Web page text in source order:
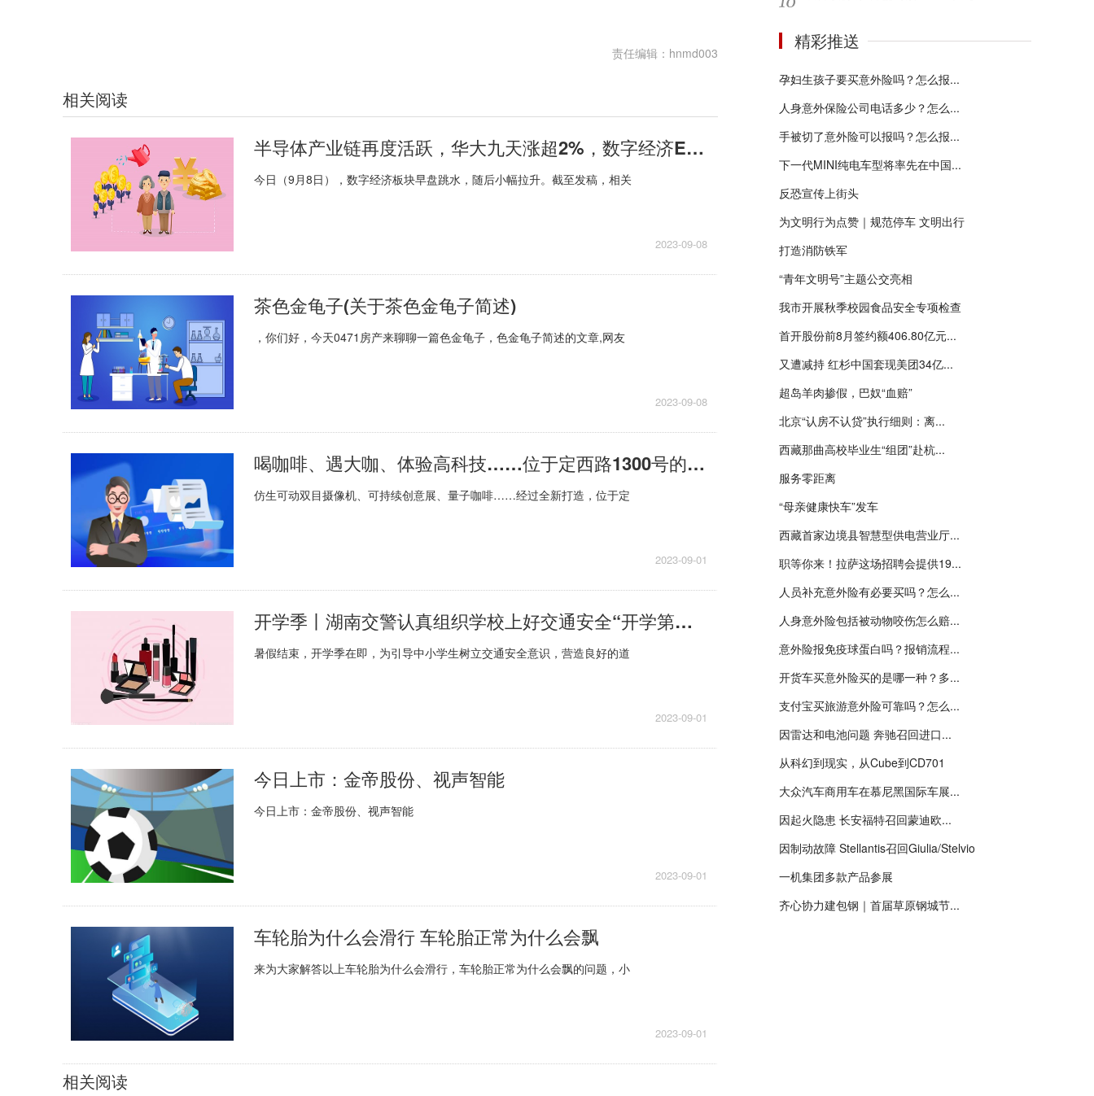
责任编辑：hnmd003
相关阅读
半导体产业链再度活跃，华大九天涨超2%，数字经济ETF盘中溢价
今日（9月8日），数字经济板块早盘跳水，随后小幅拉升。截至发稿，相关
2023-09-08
茶色金龟子(关于茶色金龟子简述)
，你们好，今天0471房产来聊聊一篇色金龟子，色金龟子简述的文章,网友
2023-09-08
喝咖啡、遇大咖、体验高科技……位于定西路1300号的“硅巷NO.1”正式亮相！
仿生可动双目摄像机、可持续创意展、量子咖啡……经过全新打造，位于定
2023-09-01
开学季丨湖南交警认真组织学校上好交通安全“开学第一课”
暑假结束，开学季在即，为引导中小学生树立交通安全意识，营造良好的道
2023-09-01
今日上市：金帝股份、视声智能
今日上市：金帝股份、视声智能
2023-09-01
车轮胎为什么会滑行 车轮胎正常为什么会飘
来为大家解答以上车轮胎为什么会滑行，车轮胎正常为什么会飘的问题，小
2023-09-01
相关阅读
精彩推送
孕妇生孩子要买意外险吗？怎么报...
人身意外保险公司电话多少？怎么...
手被切了意外险可以报吗？怎么报...
下一代MINI纯电车型将率先在中国...
反恐宣传上街头
为文明行为点赞｜规范停车 文明出行
打造消防铁军
“青年文明号”主题公交亮相
我市开展秋季校园食品安全专项检查
首开股份前8月签约额406.80亿元...
又遭减持 红杉中国套现美团34亿...
超岛羊肉掺假，巴奴“血赔”
北京“认房不认贷”执行细则：离...
西藏那曲高校毕业生“组团”赴杭...
服务零距离
“母亲健康快车”发车
西藏首家边境县智慧型供电营业厅...
职等你来！拉萨这场招聘会提供19...
人员补充意外险有必要买吗？怎么...
人身意外险包括被动物咬伤怎么赔...
意外险报免疫球蛋白吗？报销流程...
开货车买意外险买的是哪一种？多...
支付宝买旅游意外险可靠吗？怎么...
因雷达和电池问题 奔驰召回进口...
从科幻到现实，从Cube到CD701
大众汽车商用车在慕尼黑国际车展...
因起火隐患 长安福特召回蒙迪欧...
因制动故障 Stellantis召回Giulia/Stelvio
一机集团多款产品参展
齐心协力建包钢｜首届草原钢城节...